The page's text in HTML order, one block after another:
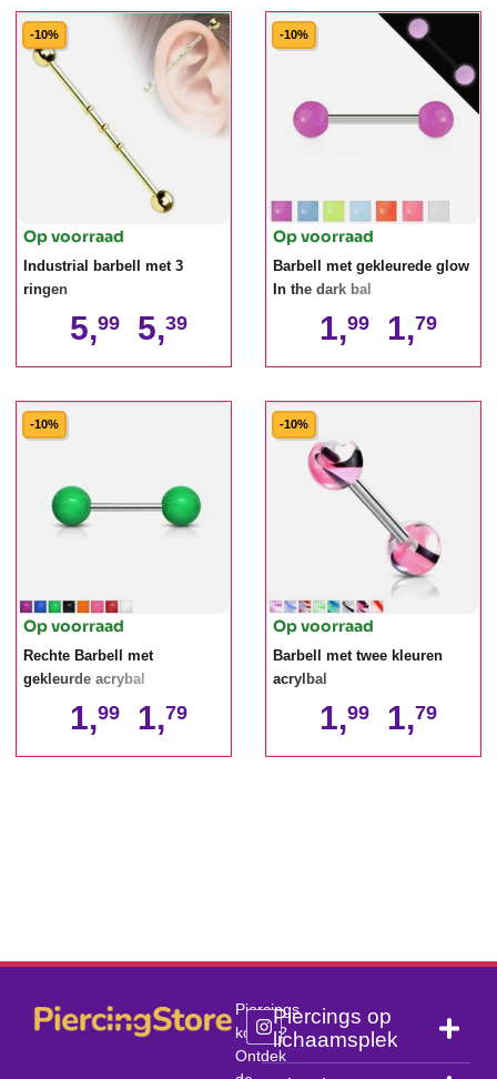
-10%
Op voorraad
Industrial barbell met 3
ringen
5,99 5,39
-10%
Op voorraad
Barbell met gekleurede glow
In the dark bal
1,99 1,79
-10%
Op voorraad
Rechte Barbell met
gekleurde acrybal
1,99 1,79
-10%
Op voorraad
Barbell met twee kleuren
acrylbal
1,99 1,79
Piercings
kopen?
Ontdek
Piercings op
lichaamsplek